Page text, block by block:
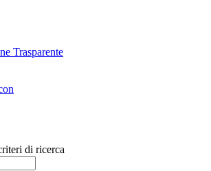
Trasparente
di ricerca